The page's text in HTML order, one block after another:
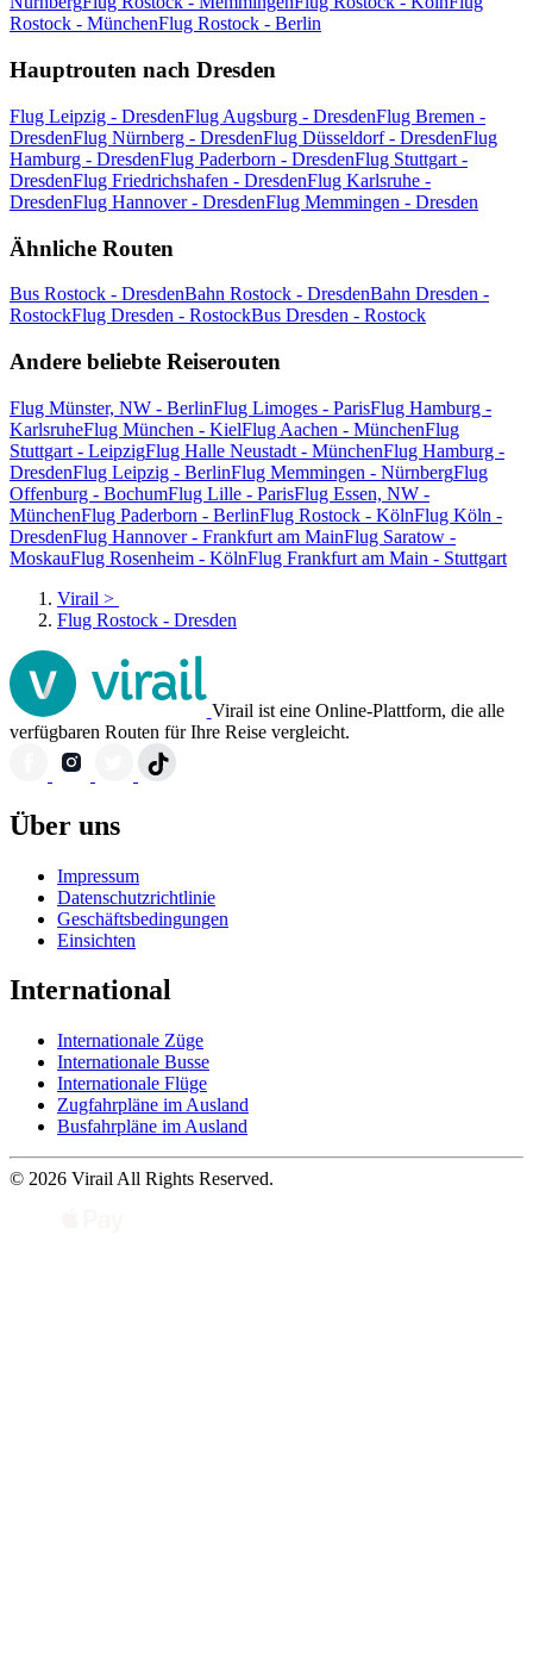
Rostock - MünchenFlug Rostock - Berlin
Hauptrouten nach Dresden
Flug Leipzig - DresdenFlug Augsburg - DresdenFlug Bremen -
DresdenFlug Nürnberg - DresdenFlug Düsseldorf - DresdenFlug
Hamburg - DresdenFlug Paderborn - DresdenFlug Stuttgart -
DresdenFlug Friedrichshafen - DresdenFlug Karlsruhe -
DresdenFlug Hannover - DresdenFlug Memmingen - Dresden
Ähnliche Routen
Bus Rostock - DresdenBahn Rostock - DresdenBahn Dresden -
RostockFlug Dresden - RostockBus Dresden - Rostock
Andere beliebte Reiserouten
Flug Münster, NW - BerlinFlug Limoges - ParisFlug Hamburg -
KarlsruheFlug München - KielFlug Aachen - MünchenFlug
Stuttgart - LeipzigFlug Halle Neustadt - MünchenFlug Hamburg -
DresdenFlug Leipzig - BerlinFlug Memmingen - NürnbergFlug
Offenburg - BochumFlug Lille - ParisFlug Essen, NW -
MünchenFlug Paderborn - BerlinFlug Rostock - KölnFlug Köln -
DresdenFlug Hannover - Frankfurt am MainFlug Saratow -
MoskauFlug Rosenheim - KölnFlug Frankfurt am Main - Stuttgart
Virail >
Flug Rostock - Dresden
Virail ist eine Online-Plattform, die alle
verfügbaren Routen für Ihre Reise vergleicht.
Über uns
Impressum
Datenschutzrichtlinie
Geschäftsbedingungen
Einsichten
International
Internationale Züge
Internationale Busse
Internationale Flüge
Zugfahrpläne im Ausland
Busfahrpläne im Ausland
© 2026 Virail All Rights Reserved.